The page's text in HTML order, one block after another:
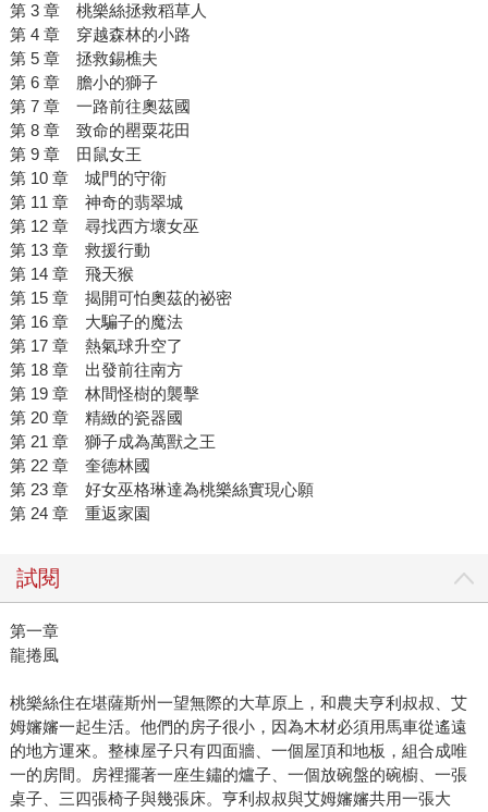
第 3 章 桃樂絲拯救稻草人
第 4 章 穿越森林的小路
第 5 章 拯救錫樵夫
第 6 章 膽小的獅子
第 7 章 一路前往奧茲國
第 8 章 致命的罌粟花田
第 9 章 田鼠女王
第 10 章 城門的守衛
第 11 章 神奇的翡翠城
第 12 章 尋找西方壞女巫
第 13 章 救援行動
第 14 章 飛天猴
第 15 章 揭開可怕奧茲的祕密
第 16 章 大騙子的魔法
第 17 章 熱氣球升空了
第 18 章 出發前往南方
第 19 章 林間怪樹的襲擊
第 20 章 精緻的瓷器國
第 21 章 獅子成為萬獸之王
第 22 章 奎德林國
第 23 章 好女巫格琳達為桃樂絲實現心願
第 24 章 重返家園
試閱
第一章
龍捲風
桃樂絲住在堪薩斯州一望無際的大草原上，和農夫亨利叔叔、艾
姆嬸嬸一起生活。他們的房子很小，因為木材必須用馬車從遙遠
的地方運來。整棟屋子只有四面牆、一個屋頂和地板，組合成唯
一的房間。房裡擺著一座生鏽的爐子、一個放碗盤的碗櫥、一張
桌子、三四張椅子與幾張床。亨利叔叔與艾姆嬸嬸共用一張大